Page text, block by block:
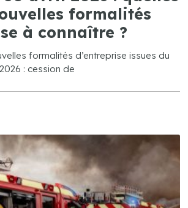
formalités
à connaître ?
formalités d’entreprise issues du
: cession de